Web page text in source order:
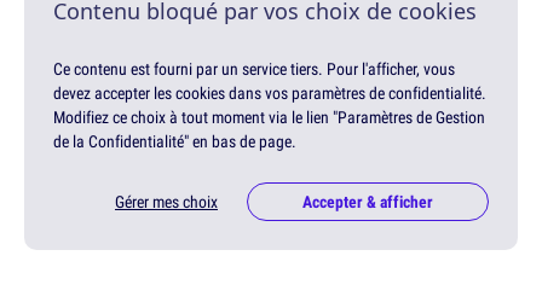
Contenu bloqué par vos choix de cookies
Ce contenu est fourni par un service tiers. Pour l'afficher, vous
devez accepter les cookies dans vos paramètres de confidentialité.
Modifiez ce choix à tout moment via le lien "Paramètres de Gestion
de la Confidentialité" en bas de page.
Gérer mes choix Accepter & afficher